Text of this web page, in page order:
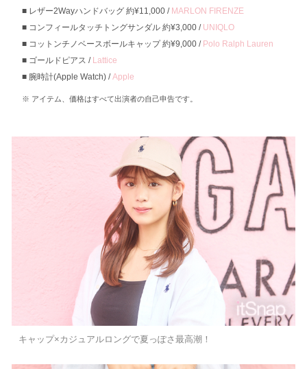
レザー2Wayハンドバッグ 約¥11,000 / MARLON FIRENZE
コンフィールタッチトングサンダル 約¥3,000 / UNIQLO
コットンチノベースボールキャップ 約¥9,000 / Polo Ralph Lauren
ゴールドピアス / Lattice
腕時計(Apple Watch) /Apple
アイテム、価格はすべて出演者の自己申告です。
キャップ×カジュアルロングで夏っぽさ最高潮！